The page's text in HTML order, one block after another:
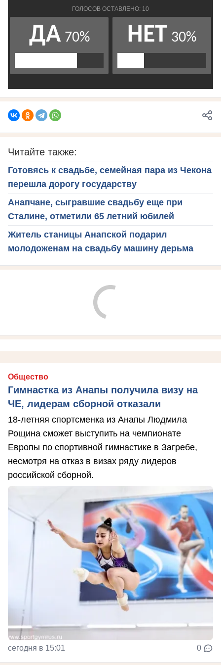
Читайте также:
Готовясь к свадьбе, семейная пара из Чекона
перешла дорогу государству
Анапчане, сыгравшие свадьбу еще при
Сталине, отметили 65 летний юбилей
Житель станицы Анапской подарил
молодоженам на свадьбу машину дерьма
Общество
Гимнастка из Анапы получила визу на
ЧЕ, лидерам сборной отказали
18-летняя спортсменка из Анапы Людмила
Рощина сможет выступить на чемпионате
Европы по спортивной гимнастике в Загребе,
несмотря на отказ в визах ряду лидеров
российской сборной.
сегодня в 15:01 0